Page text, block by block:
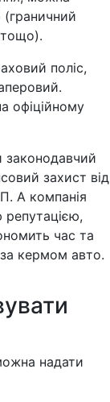
(граничний
поліс,
офіційному
законодавчий
захист від
А компанія
репутацією,
час та
кермом авто.
надати